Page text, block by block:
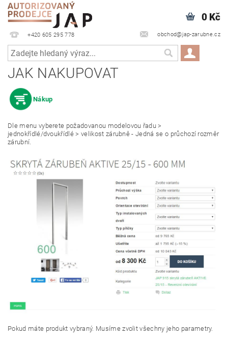
+420 605 295 778 obchod@jap-zarubne.cz
0 Kč
JAK NAKUPOVAT
Nákup
Dle menu vyberete požadovanou modelovou řadu >
jednokřídlé/dvoukřídlé > velikost zárubně - Jedná se o průchozí rozměr
zárubní.
Pokud máte produkt vybraný. Musíme zvolit všechny jeho parametry.